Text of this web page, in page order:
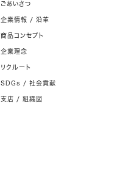
ごあいさつ
企業情報 / 沿革
商品コンセプト
企業理念
リクルート
SDGs / 社会貢献
支店 / 組織図